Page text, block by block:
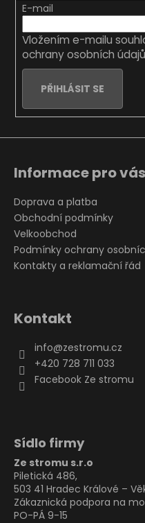
E-mail
Vložením e-mailu
ochrany osobních údajů
PŘIHLÁSIT SE
Informace pro vás
Doprava a platba
Obchodní podmínky
Velkoobchod
Podmínky ochrany
Kontakty a reklamační řád
Kontakt
info@zestromu.cz
+420 728 711 033
Facebook Ze stromu
Sídlo firmy
Ze stromu s.r.o
Piletická 486,
503 41 Hradec Králové –
Zákaznická podpora na
PO-PÁ 9-15